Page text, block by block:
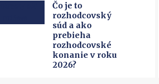
Čo je to
rozhodcovský
súd a ako
prebieha
rozhodcovské
konanie v roku
2026?